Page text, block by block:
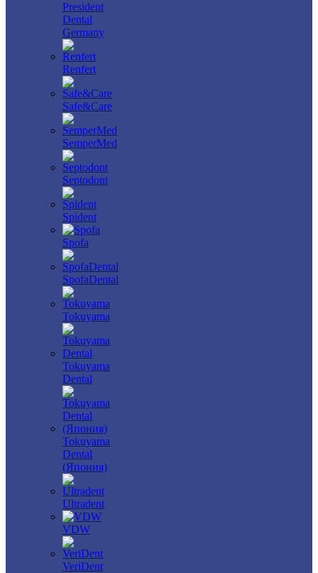
President
Dental
Germany
Renfert
Safe&Care
SemperMed
Septodont
Spident
Spofa
SpofaDental
Tokuyama
Tokuyama
Dental
Tokuyama
Dental
(Япония)
Ultradent
VDW
VeriDent